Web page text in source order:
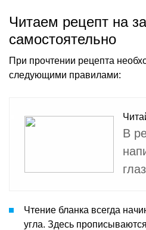
Читаем рецепт на
самостоятельно
При прочтении рецепта
следующими правилами:
В
Чтение бланка всегда
угла. Здесь